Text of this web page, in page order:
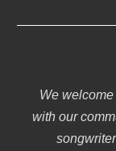
We
with our